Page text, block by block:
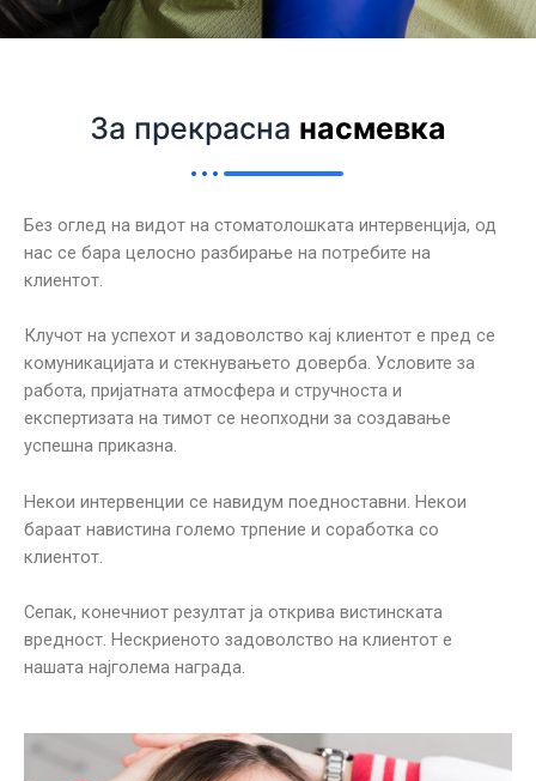
За прекрасна насмевка
Без оглед на видот на стоматолошката интервенција, од
нас се бара целосно разбирање на потребите на
клиентот.
Клучот на успехот и задоволство кај клиентот е пред се
комуникацијата и стекнувањето доверба. Условите за
работа, пријатната атмосфера и стручноста и
експертизата на тимот се неопходни за создавање
успешна приказна.
Некои интервенции се навидум поедноставни. Некои
бараат навистина големо трпение и соработка со
клиентот.
Сепак, конечниот резултат ја открива вистинската
вредност. Нескриеното задоволство на клиентот е
нашата најголема награда.